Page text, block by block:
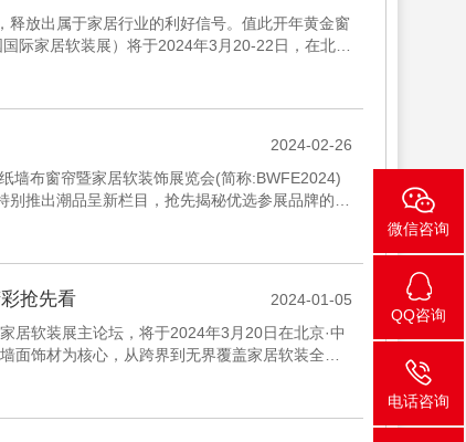
放出属于家居行业的利好信号。值此开年黄金窗
际家居软装展）将于2024年3月20-22日，在北京
2024-02-26
墙布窗帘暨家居软装饰展览会(简称:BWFE2024)
推出潮品呈新栏目，抢先揭秘优选参展品牌的新
抢先看
2024-01-05
居软装展主论坛，将于2024年3月20日在北京·中
面饰材为核心，从跨界到无界覆盖家居软装全品
微信咨询
QQ咨询
电话咨询